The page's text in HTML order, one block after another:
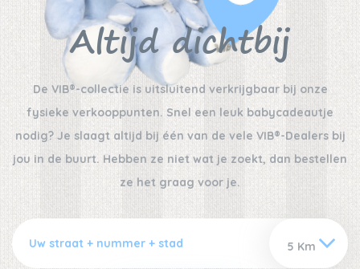
Altijd dichtbij
De VIB®-collectie is uitsluitend verkrijgbaar bij onze
fysieke verkooppunten. Snel een leuk babycadeautje
nodig? Je slaagt altijd bij één van de vele VIB®-Dealers bij
jou in de buurt. Hebben ze niet wat je zoekt, dan bestellen
ze het graag voor je.